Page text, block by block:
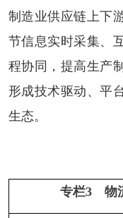
制造业供应链上下
节信息实时采集、
程协同，提高生产
形成技术驱动、平
生态。
专栏3 物